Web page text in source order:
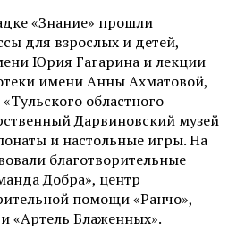
«Знание» прошли
для взрослых и детей,
Юрия Гагарина и лекции
имени Анны Ахматовой,
«Тульского областного
Дарвиновский музей
и настольные игры. На
благотворительные
Добра», центр
помощи «Ранчо»,
«Артель Блаженных».